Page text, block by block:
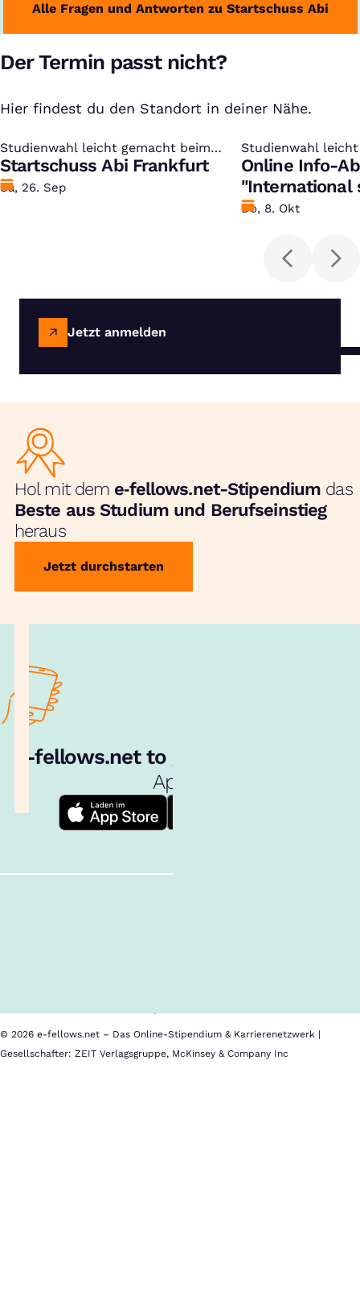
Alle Fragen und Antworten zu Startschuss Abi
Der Termin passt nicht?
Hier findest du den Standort in deiner Nähe.
Studienwahl leicht gemacht beim
kostenlosen Studien-Infotag
:
Startschuss Abi Frankfurt
Datum
Sa, 26. Sep
Studienwahl
kostenlosen
:
Online Info-
"International
Datum
Do, 8. Okt
Jetzt anmelden
Hol mit dem e‑fellows.net-Stipendium das
Beste aus Studium und Berufseinstieg
heraus
Jetzt durchstarten
e‑fellows.net to go:
App!
© 2026 e-fellows.net – Das Online-Stipendium & Karrierenetzwerk |
Gesellschafter: ZEIT Verlagsgruppe, McKinsey & Company Inc